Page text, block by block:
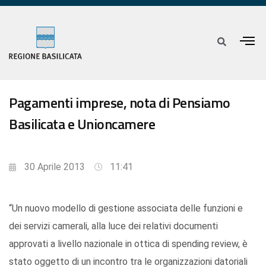
Pagamenti imprese, nota di Pensiamo
Basilicata e Unioncamere
30 Aprile 2013 11:41
“Un nuovo modello di gestione associata delle funzioni e
dei servizi camerali, alla luce dei relativi documenti
approvati a livello nazionale in ottica di spending review, è
stato oggetto di un incontro tra le organizzazioni datoriali